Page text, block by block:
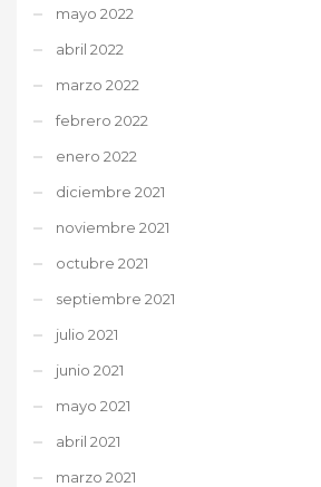
mayo 2022
abril 2022
marzo 2022
febrero 2022
enero 2022
diciembre 2021
noviembre 2021
octubre 2021
septiembre 2021
julio 2021
junio 2021
mayo 2021
abril 2021
marzo 2021